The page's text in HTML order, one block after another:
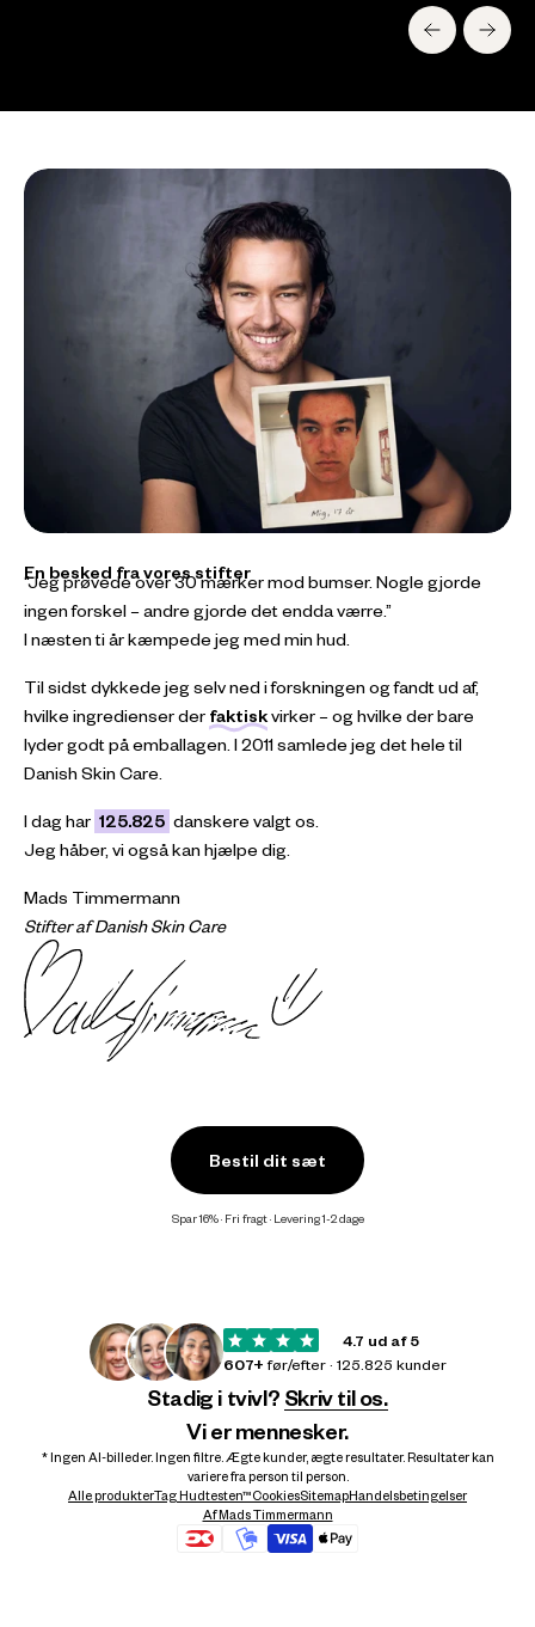
En besked fra vores stifter
Jeg prøvede over 30 mærker mod bumser. Nogle gjorde
ingen forskel – andre gjorde det endda værre.
I næsten ti år kæmpede jeg med min hud.
Til sidst dykkede jeg selv ned i forskningen og fandt ud af,
hvilke ingredienser der faktiskvirker – og hvilke der bare
lyder godt på emballagen. I 2011 samlede jeg det hele til
Danish Skin Care.
I dag har 125.825 danskere valgt os.
Jeg håber, vi også kan hjælpe dig.
Mads Timmermann
Stifter af Danish Skin Care
Bestil dit sæt
Spar 16% · Fri fragt · Levering 1-2 dage
4.7 ud af 5
607+før/efter · 125.825 kunder
Stadig i tvivl? Skriv til os.
Vi er mennesker.
* Ingen AI-billeder. Ingen filtre. Ægte kunder, ægte resultater. Resultater kan
variere fra person til person.
Alle produkterTag Hudtesten™CookiesSitemapHandelsbetingelser
Af Mads Timmermann